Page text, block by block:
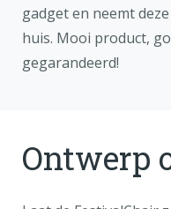
gadget en neemt
huis. Mooi product,
gegarandeerd!
Ontwerp